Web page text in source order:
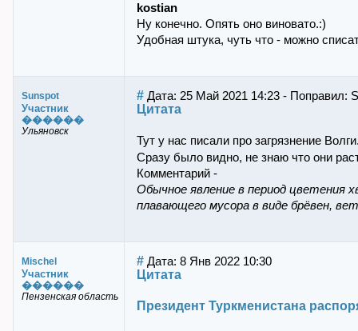
kostian
Ну конечно. Опять оно виновато.:)
Удобная штука, чуть что - можно
Sunspot
Участник
������
Ульяновск
# Дата: 25 Май 2021 14:23 - Поправил:
Цитата
Тут у нас писали про загрязнение
Сразу было видно, не знаю что они
Комментарий -
Обычное явление в период цветения
плавающего мусора в виде брёвен,
Mischel
Участник
������
Пензенская область
# Дата: 8 Янв 2022 10:30
Цитата
Президент Туркменистана